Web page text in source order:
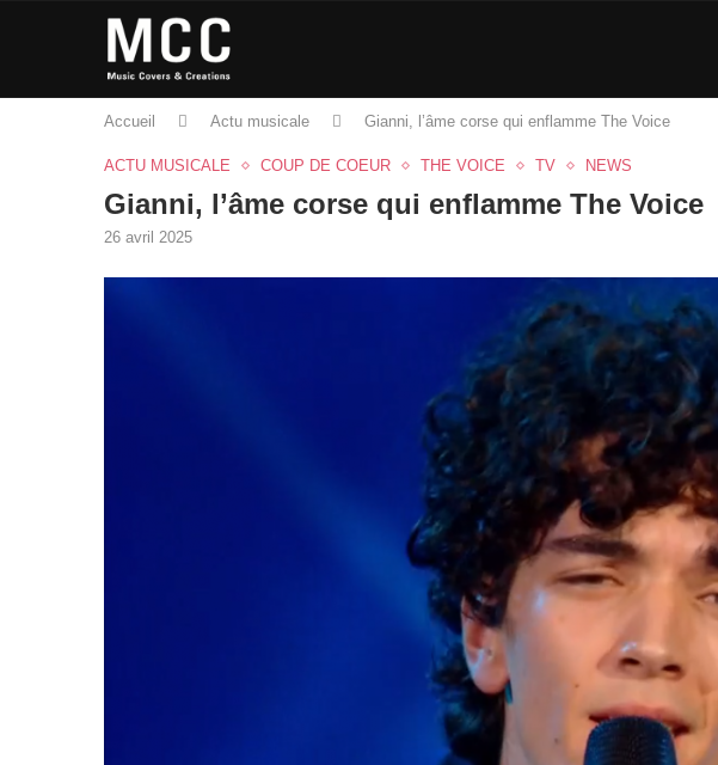
Accueil Actu musicale Gianni, l’âme corse qui enflamme The Voice
ACTU MUSICALE COUP DE COEUR THE VOICE TV NEWS
Gianni, l’âme corse qui enflamme The Voice
26 avril 2025